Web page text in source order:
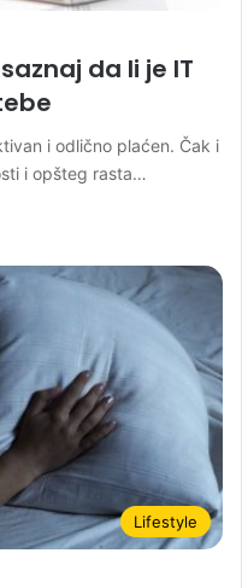
saznaj da li je IT
i odlično plaćen. Čak i
i opšteg rasta…
Lifestyle